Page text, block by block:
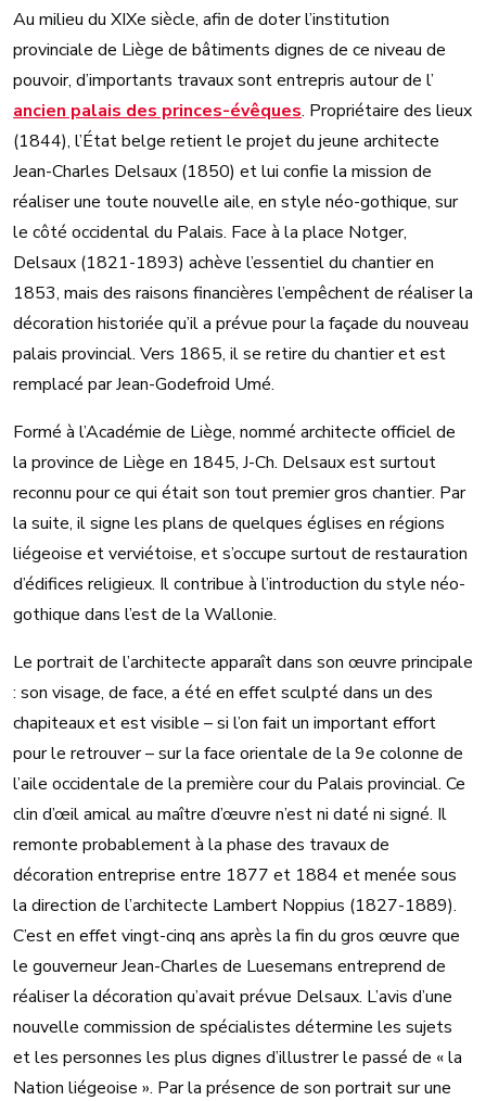
Au milieu du XIXe siècle, afin de doter l’institution
provinciale de Liège de bâtiments dignes de ce niveau de
pouvoir, d’importants travaux sont entrepris autour de l’
ancien palais des princes-évêques. Propriétaire des lieux
(1844), l’État belge retient le projet du jeune architecte
Jean-Charles Delsaux (1850) et lui confie la mission de
réaliser une toute nouvelle aile, en style néo-gothique, sur
le côté occidental du Palais. Face à la place Notger,
Delsaux (1821-1893) achève l’essentiel du chantier en
1853, mais des raisons financières l’empêchent de réaliser la
décoration historiée qu’il a prévue pour la façade du nouveau
palais provincial. Vers 1865, il se retire du chantier et est
remplacé par Jean-Godefroid Umé.
Formé à l’Académie de Liège, nommé architecte officiel de
la province de Liège en 1845, J-Ch. Delsaux est surtout
reconnu pour ce qui était son tout premier gros chantier. Par
la suite, il signe les plans de quelques églises en régions
liégeoise et verviétoise, et s’occupe surtout de restauration
d’édifices religieux. Il contribue à l’introduction du style néo-
gothique dans l’est de la Wallonie.
Le portrait de l’architecte apparaît dans son œuvre principale
: son visage, de face, a été en effet sculpté dans un des
chapiteaux et est visible – si l’on fait un important effort
pour le retrouver – sur la face orientale de la 9e colonne de
l’aile occidentale de la première cour du Palais provincial. Ce
clin d’œil amical au maître d’œuvre n’est ni daté ni signé. Il
remonte probablement à la phase des travaux de
décoration entreprise entre 1877 et 1884 et menée sous
la direction de l’architecte Lambert Noppius (1827-1889).
C’est en effet vingt-cinq ans après la fin du gros œuvre que
le gouverneur Jean-Charles de Luesemans entreprend de
réaliser la décoration qu’avait prévue Delsaux. L’avis d’une
nouvelle commission de spécialistes détermine les sujets
et les personnes les plus dignes d’illustrer le passé de « la
Nation liégeoise ». Par la présence de son portrait sur une